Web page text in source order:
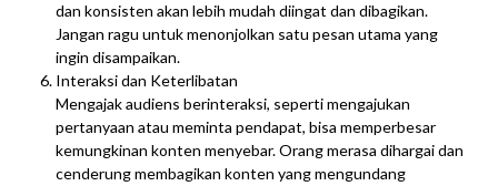
dan konsisten akan lebih mudah diingat dan dibagikan.
Jangan ragu untuk menonjolkan satu pesan utama yang
ingin disampaikan.
Interaksi dan Keterlibatan
Mengajak audiens berinteraksi, seperti mengajukan
pertanyaan atau meminta pendapat, bisa memperbesar
kemungkinan konten menyebar. Orang merasa dihargai dan
cenderung membagikan konten yang mengundang